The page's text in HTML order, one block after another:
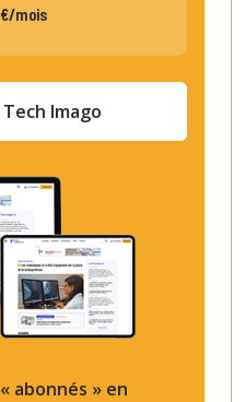
abonnés » en
€/mois
Tech Imago